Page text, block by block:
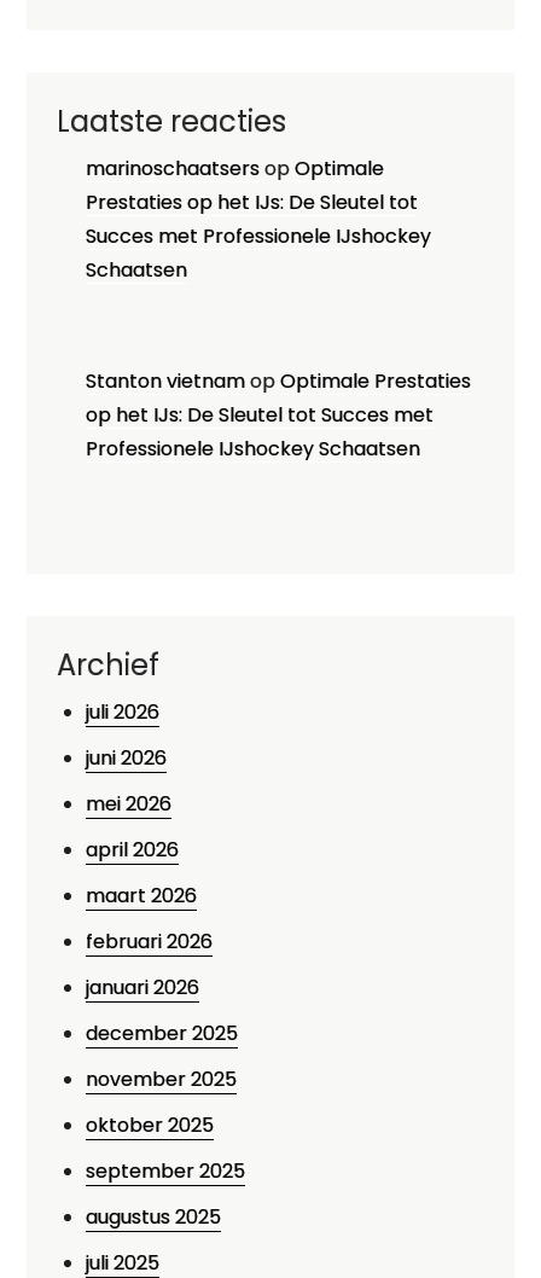
Laatste reacties
marinoschaatsersopOptimale
Prestaties op het IJs: De Sleutel tot
Succes met Professionele IJshockey
Schaatsen
Stanton vietnamopOptimale Prestaties
op het IJs: De Sleutel tot Succes met
Professionele IJshockey Schaatsen
Archief
juli 2026
juni 2026
mei 2026
april 2026
maart 2026
februari 2026
januari 2026
december 2025
november 2025
oktober 2025
september 2025
augustus 2025
juli 2025